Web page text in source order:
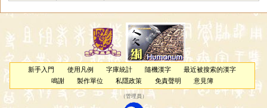
新手入門 使用凡例 字庫統計 隨機漢字
最近被搜索的漢字
鳴謝
製作單位 私隱政策 免責聲明 意見簿
（管理員 ）